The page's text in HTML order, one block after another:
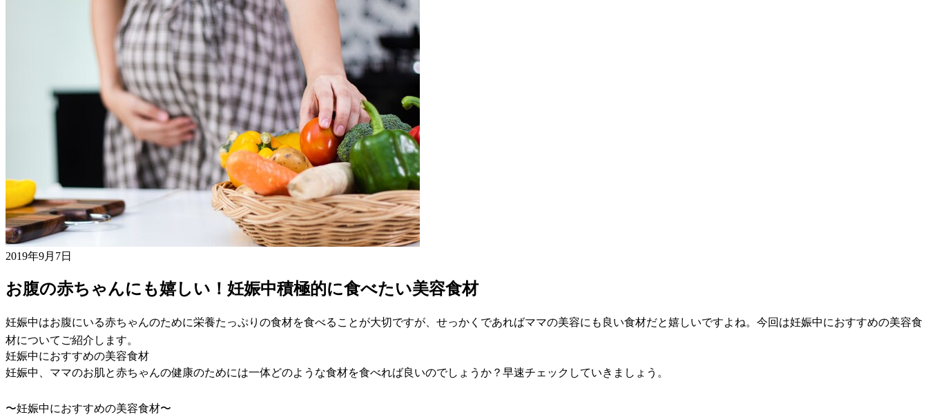
2019年9月7日
お腹の赤ちゃんにも嬉しい！妊娠中積極的に食べたい美容食材
妊娠中はお腹にいる赤ちゃんのために栄養たっぷりの食材を食べることが大切ですが、せっかくであればママの美容にも良い食材だと嬉しいですよね。今回は妊娠中におすすめの美容食
材についてご紹介します。
妊娠中におすすめの美容食材
妊娠中、ママのお肌と赤ちゃんの健康のためには一体どのような食材を食べれば良いのでしょうか？早速チェックしていきましょう。
〜妊娠中におすすめの美容食材〜